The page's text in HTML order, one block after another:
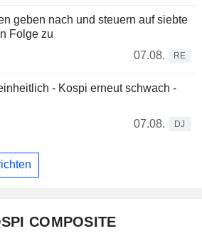
geben nach und steuern auf siebte
Folge zu
07.08.
RE
- Kospi erneut schwach -
07.08.
DJ
COMPOSITE